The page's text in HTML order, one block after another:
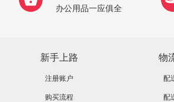
办公用品一应俱全
新手上路
注册账户
购买流程
物
配
配